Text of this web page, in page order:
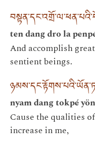
ten dang dro la
And accomplish
sentient beings.
nyam dang tokpé
Cause the qualities
increase in me,